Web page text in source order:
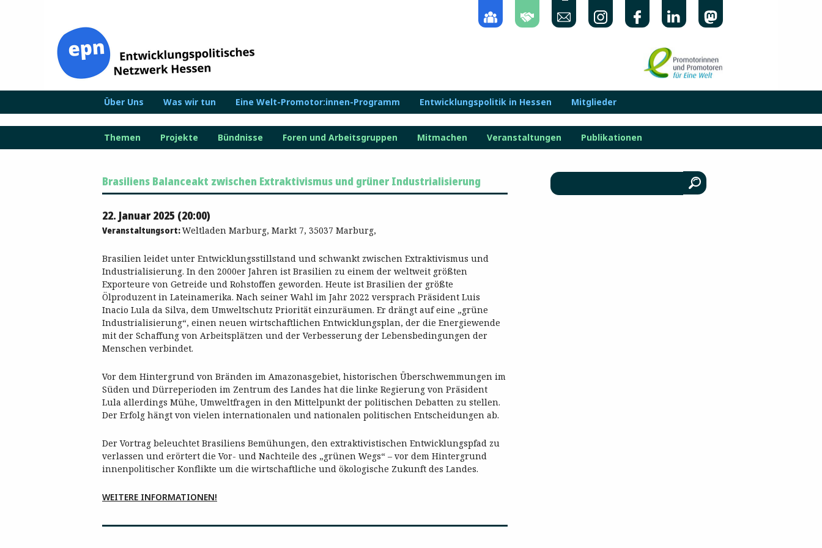
Über Uns Was wir tun Eine Welt-Promotor:innen-Programm Entwicklungspolitik in Hessen Mitglieder
Themen Projekte Bündnisse Foren und Arbeitsgruppen Mitmachen Veranstaltungen Publikationen
Brasiliens Balanceakt zwischen Extraktivismus und grüner Industrialisierung
22. Januar 2025 (20:00)
Veranstaltungsort:Weltladen Marburg, Markt 7, 35037 Marburg,
Brasilien leidet unter Entwicklungsstillstand und schwankt zwischen Extraktivismus und
Industrialisierung. In den 2000er Jahren ist Brasilien zu einem der weltweit größten
Exporteure von Getreide und Rohstoffen geworden. Heute ist Brasilien der größte
Ölproduzent in Lateinamerika. Nach seiner Wahl im Jahr 2022 versprach Präsident Luis
Inacio Lula da Silva, dem Umweltschutz Priorität einzuräumen. Er drängt auf eine „grüne
Industrialisierung“, einen neuen wirtschaftlichen Entwicklungsplan, der die Energiewende
mit der Schaffung von Arbeitsplätzen und der Verbesserung der Lebensbedingungen der
Menschen verbindet.
Vor dem Hintergrund von Bränden im Amazonasgebiet, historischen Überschwemmungen im
Süden und Dürreperioden im Zentrum des Landes hat die linke Regierung von Präsident
Lula allerdings Mühe, Umweltfragen in den Mittelpunkt der politischen Debatten zu stellen.
Der Erfolg hängt von vielen internationalen und nationalen politischen Entscheidungen ab.
Der Vortrag beleuchtet Brasiliens Bemühungen, den extraktivistischen Entwicklungspfad zu
verlassen und erörtert die Vor- und Nachteile des „grünen Wegs“ – vor dem Hintergrund
innenpolitischer Konflikte um die wirtschaftliche und ökologische Zukunft des Landes.
WEITERE INFORMATIONEN!